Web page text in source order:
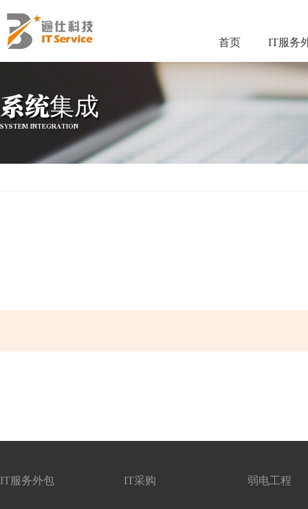
首页 IT服务
系统集成
SYSTEM INTEGRATION
IT服务外包 IT采购 弱电工程